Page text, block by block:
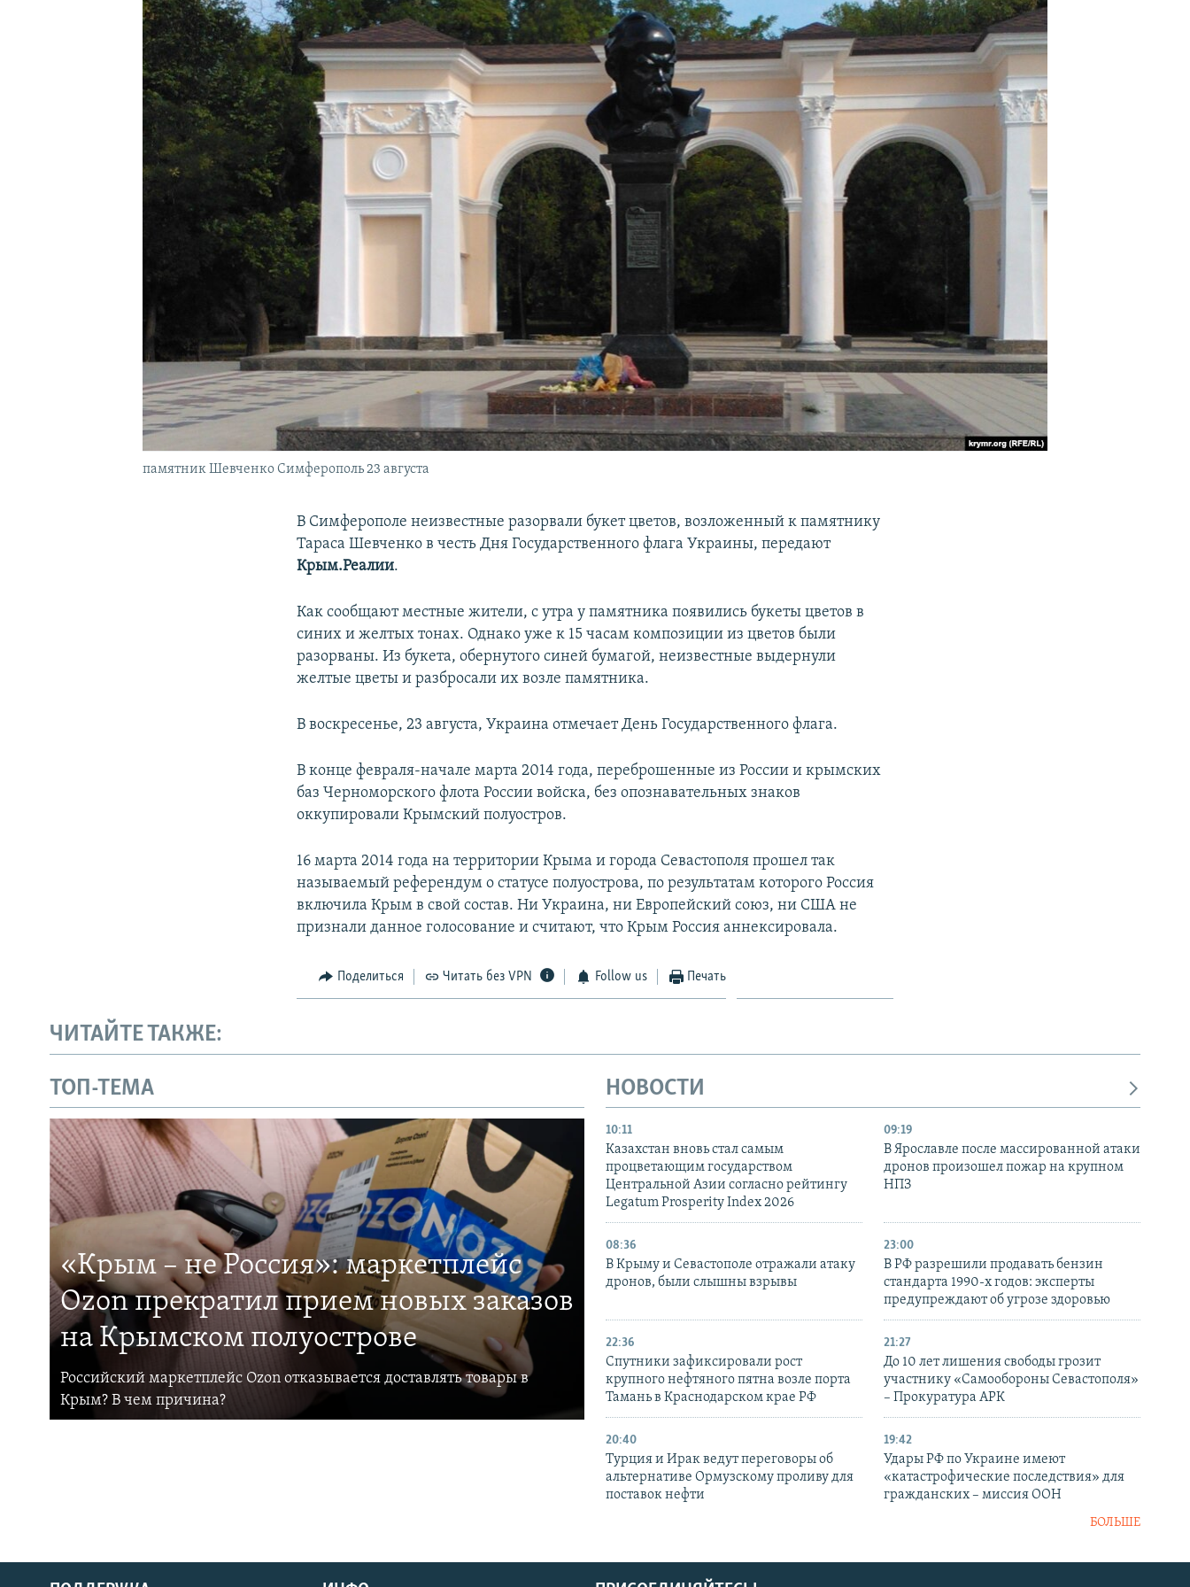
КРЫМ.НЕПОКОРЕННЫЙ
УКРАИНСКАЯ ПРОБЛЕМА КРЫМА
памятник Шевченко Симферополь 23 августа
В Симферополе неизвестные разорвали букет цветов, возложенный к памятнику
Тараса Шевченко в честь Дня Государственного флага Украины, передают
Крым.Реалии.
Как сообщают местные жители, с утра у памятника появились букеты цветов в
синих и желтых тонах. Однако уже к 15 часам композиции из цветов были
разорваны. Из букета, обернутого синей бумагой, неизвестные выдернули
желтые цветы и разбросали их возле памятника.
В воскресенье, 23 августа, Украина отмечает День Государственного флага.
В конце февраля-начале марта 2014 года, переброшенные из России и крымских
баз Черноморского флота России войска, без опознавательных знаков
оккупировали Крымский полуостров.
16 марта 2014 года на территории Крыма и города Севастополя прошел так
называемый референдум о статусе полуострова, по результатам которого Россия
включила Крым в свой состав. Ни Украина, ни Европейский союз, ни США не
признали данное голосование и считают, что Крым Россия аннексировала.
Поделиться Читать без VPN Follow us Печать
ЧИТАЙТЕ ТАКЖЕ:
ТОП-ТЕМА
«Крым – не Россия»: маркетплейс
Ozon прекратил прием новых заказов
на Крымском полуострове
Российский маркетплейс Ozon отказывается доставлять товары в
Крым? В чем причина?
НОВОСТИ
10:11
Казахстан вновь стал самым
процветающим государством
Центральной Азии согласно рейтингу
Legatum Prosperity Index 2026
09:19
В Ярославле после массированной атаки
дронов произошел пожар на крупном
НПЗ
08:36
В Крыму и Севастополе отражали атаку
дронов, были слышны взрывы
23:00
В РФ разрешили продавать бензин
стандарта 1990-х годов: эксперты
предупреждают об угрозе здоровью
22:36
Спутники зафиксировали рост
крупного нефтяного пятна возле порта
Тамань в Краснодарском крае РФ
21:27
До 10 лет лишения свободы грозит
участнику «Самообороны Севастополя»
– Прокуратура АРК
20:40
Турция и Ирак ведут переговоры об
альтернативе Ормузскому проливу для
поставок нефти
19:42
Удары РФ по Украине имеют
«катастрофические последствия» для
гражданских – миссия ООН
БОЛЬШЕ